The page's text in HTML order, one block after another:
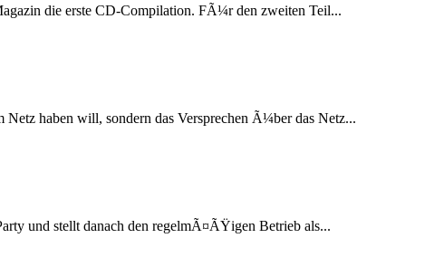
die erste CD-Compilation. FÃ¼r den zweiten Teil...
haben will, sondern das Versprechen Ã¼ber das Netz...
und stellt danach den regelmÃ¤ÃŸigen Betrieb als...